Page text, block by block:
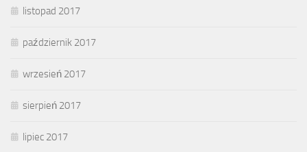
listopad 2017
październik 2017
wrzesień 2017
sierpień 2017
lipiec 2017